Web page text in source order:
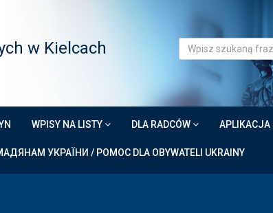
w Kielcach
WPISY NA LISTY DLA RADCÓW APLIKACJA
УКРАЇНИ / POMOC DLA OBYWATELI UKRAINY